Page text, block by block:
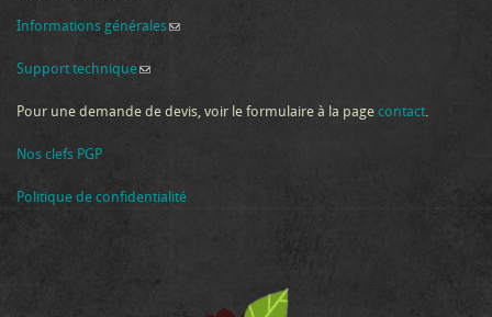
Informations générales(link sends e-mail)
Support technique(link sends e-mail)
Pour une demande de devis, voir le formulaire à la page contact.
Nos clefs PGP
Politique de confidentialité